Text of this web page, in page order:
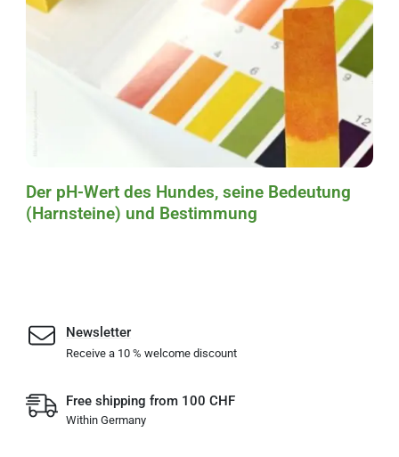
Der pH-Wert des Hundes, seine Bedeutung
(Harnsteine) und Bestimmung
Newsletter
Receive a 10 % welcome discount
Free shipping from 100 CHF
Within Germany